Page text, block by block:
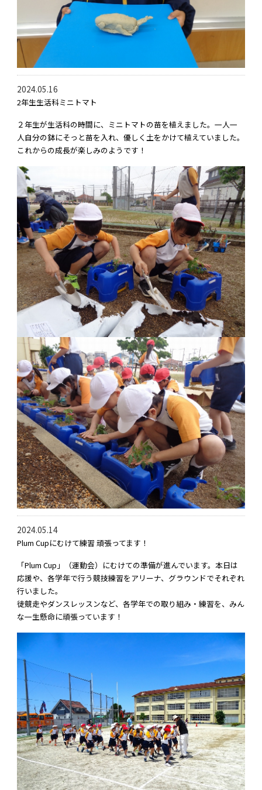
2024.05.16
2年生生活科ミニトマト
２年生が生活科の時間に、ミニトマトの苗を植えました。一人一
人自分の鉢にそっと苗を入れ、優しく土をかけて植えていました。
これからの成長が楽しみのようです！
2024.05.14
Plum Cupにむけて練習 頑張ってます！
「Plum Cup」（運動会）にむけての準備が進んでいます。本日は
応援や、各学年で行う競技練習をアリーナ、グラウンドでそれぞれ
行いました。
徒競走やダンスレッスンなど、各学年での取り組み・練習を、みん
な一生懸命に頑張っています！